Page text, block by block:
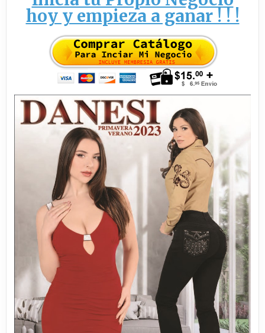
hoy y empieza a ganar ! ! !